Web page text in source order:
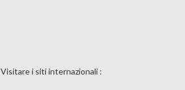
Visitare i siti internazionali :